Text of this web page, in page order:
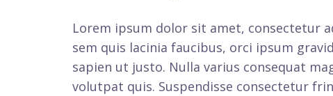
Lorem ipsum dolor sit amet, consectetur
sem quis lacinia faucibus, orci ipsum
sapien ut justo. Nulla varius consequat
volutpat quis. Suspendisse consectetur